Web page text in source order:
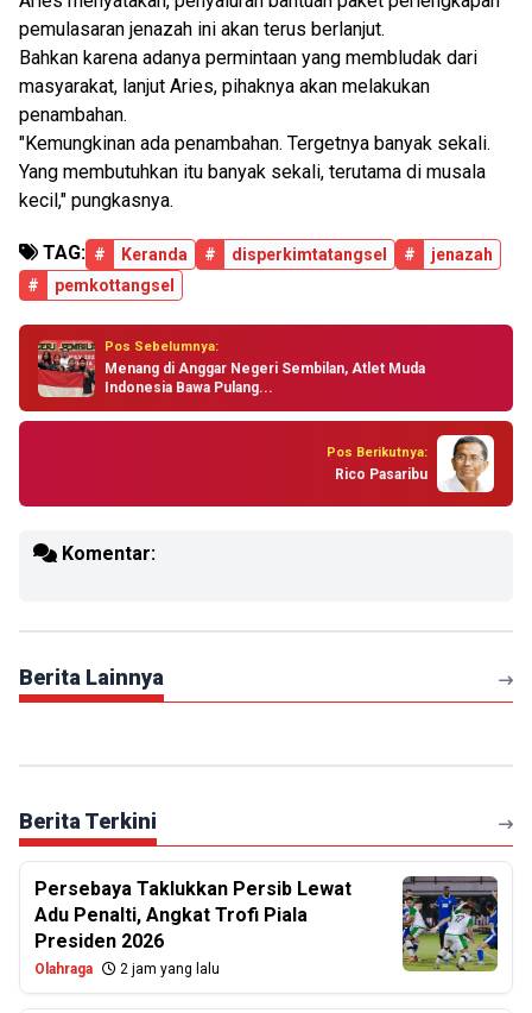
pemulasaran jenazah ini akan terus berlanjut.
Bahkan karena adanya permintaan yang membludak dari
masyarakat, lanjut Aries, pihaknya akan melakukan
penambahan.
"Kemungkinan ada penambahan. Tergetnya banyak sekali.
Yang membutuhkan itu banyak sekali, terutama di musala
kecil," pungkasnya.
TAG: # Keranda # disperkimtatangsel #
jenazah
#
pemkottangsel
Pos Sebelumnya:
Menang di Anggar Negeri Sembilan, Atlet Muda
Indonesia Bawa Pulang...
Pos Berikutnya:
Rico Pasaribu
Komentar:
Berita Lainnya
Berita Terkini
Persebaya Taklukkan Persib Lewat
Adu Penalti, Angkat Trofi Piala
Presiden 2026
Olahraga 2 jam yang lalu